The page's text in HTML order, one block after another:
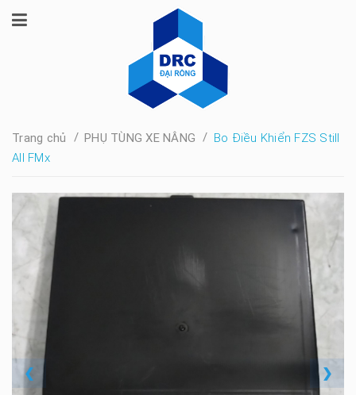
Trang chủ / PHỤ TÙNG XE NÂNG / Bo Điều Khiển FZS Still
All FMx
❮ ❯